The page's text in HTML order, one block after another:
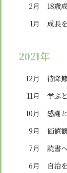
2月
18歳
1月
成長
2021年
12月
待降
11月
学ぶ
10月
感謝
9月
価値
7月
読書
6月
自治